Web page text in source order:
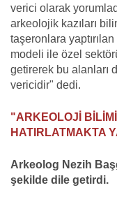
verici olarak
arkeolojik kazıları
taşeronlara
modeli ile özel
getirerek bu alanları
vericidir" dedi.
"ARKEOLOJİ
HATIRLATMAKTA
Arkeolog Nezih
şekilde dile getirdi.